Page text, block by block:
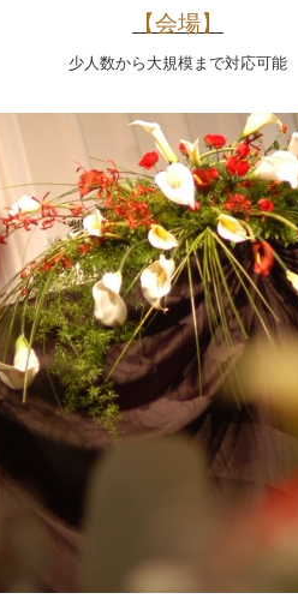
【会場】
少人数から大規模まで対応可能